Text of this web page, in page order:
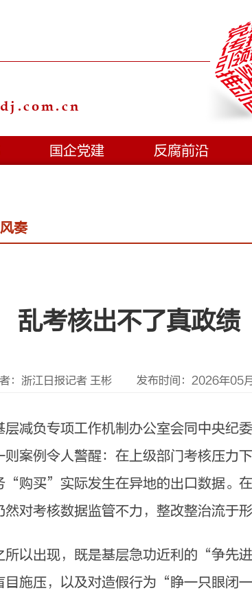
国企党建 反腐前沿
奏
乱考核出不了真政绩
：浙江日报记者 王彬 发布时间：2026年05
负专项工作机制办公室会同中央纪
案例令人警醒：在上级部门考核压力
“购买”实际发生在异地的出口数据。
对考核数据监管不力，整改整治流于形
以出现，既是基层急功近利的“争先
施压，以及对造假行为“睁一只眼闭